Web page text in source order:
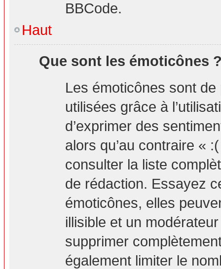
BBCode.
Haut
Que sont les émoticônes
Les émoticônes sont
utilisées grâce à
d’exprimer des
alors qu’au contraire «
consulter la liste
de rédaction. Essayez
émoticônes, elles
illisible et un
supprimer
également limiter le